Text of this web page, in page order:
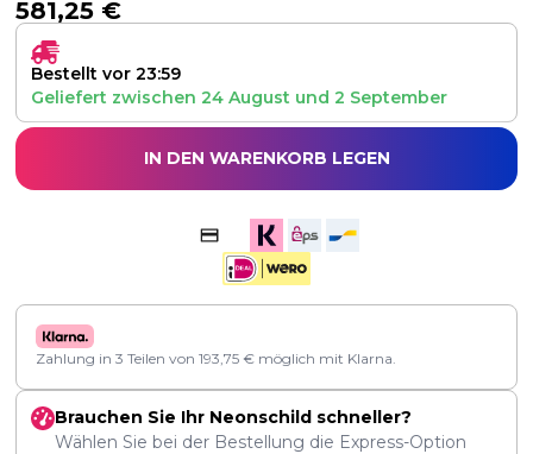
581,25 €
Bestellt vor 23:59
Geliefert zwischen 24 August und 2 September
IN DEN WARENKORB LEGEN
Zahlung in 3 Teilen von 193,75 € möglich mit Klarna.
Brauchen Sie Ihr Neonschild schneller?
Wählen Sie bei der Bestellung die Express-Option